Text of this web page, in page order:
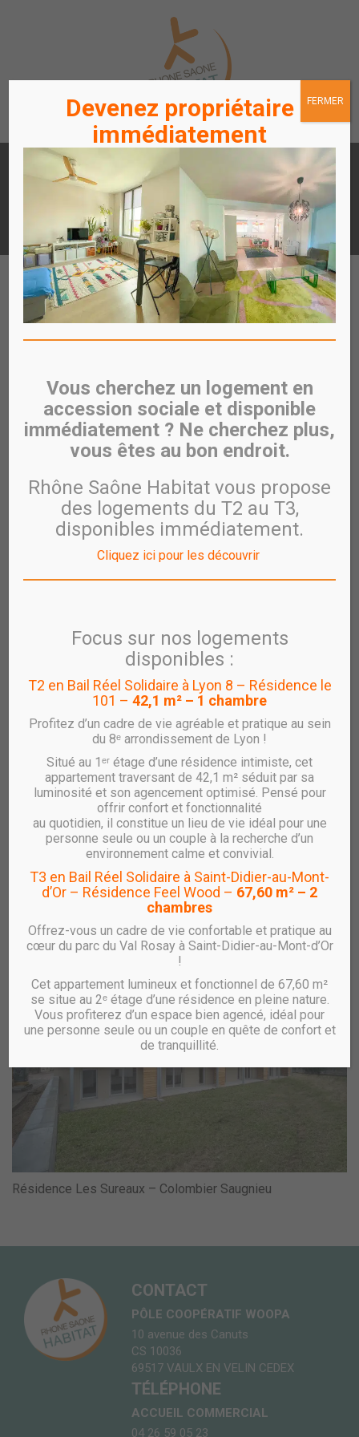
ACHETER
UN APPARTEMENT
UN APPARTEMENT /
STATIONNEMENT
ACCÈS
LOCATAIRES / PROPRIÉTAIRES
ACCÈS
COPROPRIÉTAIRES
le
menu
Pose de la 1ère Pierre de
Champ Vallet à COLOMBIER
SAUGNIEU
30 juin 2015
Samedi 27 juin 2015 à 11h00, à Colombier Saugnieu,
RHONE SAONE HABITAT a inauguré la résidence Les
Sureaux et a posé la première pierre de la résidence Champ
Vallet en présence de Pierre Marmonier, Maire de
Colombier Saugnieu, de Paul Vidal, président de la
Communauté de Communes de L’Est Lyonnais et de
Christiane Guicherd, Conseillère départementale du Rhône.
Ces 32 logements locatifs sociaux, allant du 2 au 5 pièces
disposent de prestations de qualité.
PDF Article magazine Coté Village
Résidence Les Sureaux – Colombier Saugnieu
CONTACT
PÔLE COOPÉRATIF WOOPA
10 avenue des Canuts
CS 10036
69517 VAULX EN VELIN CEDEX
TÉLÉPHONE
ACCUEIL COMMERCIAL
04 26 59 05 23
Devenez propriétaire
immédiatement
Vous cherchez un logement en
accession sociale et disponible
immédiatement ? Ne cherchez plus,
vous êtes au bon endroit.
Rhône Saône Habitat vous propose
des logements du T2 au T3,
disponibles immédiatement.
Cliquez ici pour les découvrir
Focus sur nos logements
disponibles :
T2 en Bail Réel Solidaire à Lyon 8 – Résidence le
101 – 42,1 m² – 1 chambre
Profitez d’un cadre de vie agréable et pratique au sein
du 8ᵉ arrondissement de Lyon !
Situé au 1ᵉʳ étage d’une résidence intimiste, cet
appartement traversant de 42,1 m² séduit par sa
luminosité et son agencement optimisé. Pensé pour
offrir confort et fonctionnalité
au quotidien, il constitue un lieu de vie idéal pour une
personne seule ou un couple à la recherche d’un
environnement calme et convivial.
T3 en Bail Réel Solidaire à Saint-Didier-au-Mont-
d’Or – Résidence Feel Wood – 67,60 m² – 2
chambres
Offrez-vous un cadre de vie confortable et pratique au
cœur du parc du Val Rosay à Saint-Didier-au-Mont-d’Or
!
Cet appartement lumineux et fonctionnel de 67,60 m²
se situe au 2ᵉ étage d’une résidence en pleine nature.
Vous profiterez d’un espace bien agencé, idéal pour
une personne seule ou un couple en quête de confort et
de tranquillité.
FERMER